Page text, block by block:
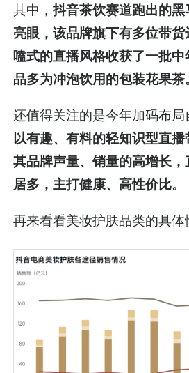
其中，抖音茶饮赛道跑出的
亮眼，该品牌旗下有多位带
嗑式的直播风格收获了一批
品多为冲泡饮用的包装花果茶
还值得关注的是今年加码布局
以有趣、有料的轻知识型直
其品牌声量、销量的高增长
居多，主打健康、高性价比。
再来看看美妆护肤品类的具体